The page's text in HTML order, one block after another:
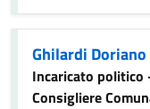
Ghilardi Doriano
Incaricato politico
Consigliere